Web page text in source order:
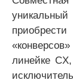
уникальный
линейке